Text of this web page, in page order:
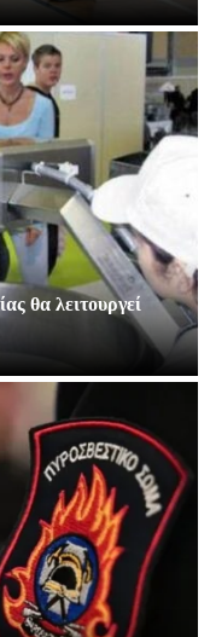
θα λειτουργεί